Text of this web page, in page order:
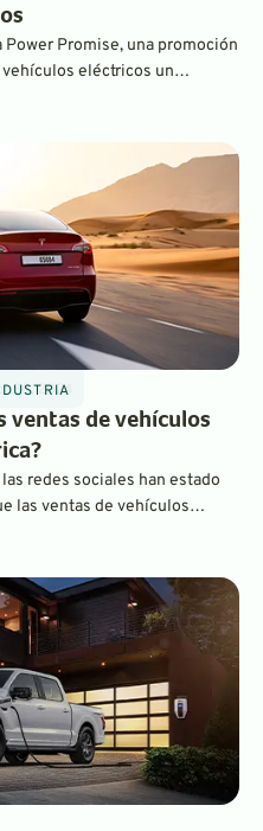
Promise, una promoción
eléctricos un
30, 2024
ventas de vehículos
redes sociales han estado
las ventas de vehículos
ventas reales, vemos lo